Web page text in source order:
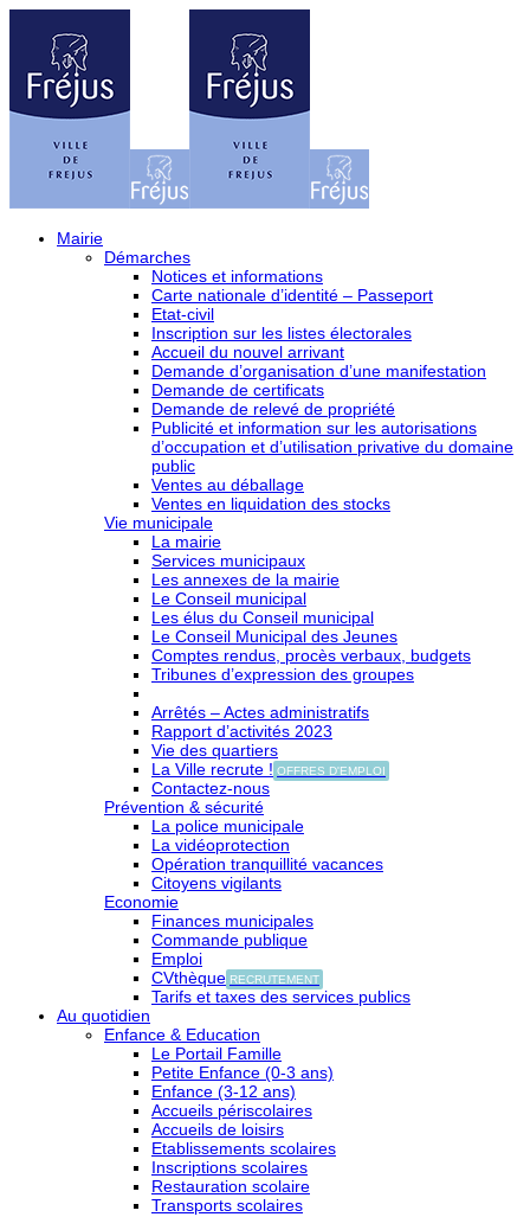
Mairie
Démarches
Notices et informations
Carte nationale d’identité – Passeport
Etat-civil
Inscription sur les listes électorales
Accueil du nouvel arrivant
Demande d’organisation d’une manifestation
Demande de certificats
Demande de relevé de propriété
Publicité et information sur les autorisations
d’occupation et d’utilisation privative du domaine
public
Ventes au déballage
Ventes en liquidation des stocks
Vie municipale
La mairie
Services municipaux
Les annexes de la mairie
Le Conseil municipal
Les élus du Conseil municipal
Le Conseil Municipal des Jeunes
Comptes rendus, procès verbaux, budgets
Tribunes d’expression des groupes
Arrêtés – Actes administratifs
Rapport d’activités 2023
Vie des quartiers
La Ville recrute ! OFFRES D'EMPLOI
Contactez-nous
Prévention & sécurité
La police municipale
La vidéoprotection
Opération tranquillité vacances
Citoyens vigilants
Economie
Finances municipales
Commande publique
Emploi
CVthèque RECRUTEMENT
Tarifs et taxes des services publics
Au quotidien
Enfance & Education
Le Portail Famille
Petite Enfance (0-3 ans)
Enfance (3-12 ans)
Accueils périscolaires
Accueils de loisirs
Etablissements scolaires
Inscriptions scolaires
Restauration scolaire
Transports scolaires